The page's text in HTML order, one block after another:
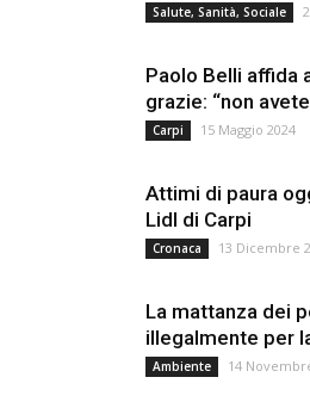
Salute, Sanità, Sociale
Paolo Belli affida
grazie: “non
Carpi 15 Maggio 2024
Attimi di paura
Lidl di Carpi
Cronaca 13 Dicembre
La mattanza dei
illegalmente per
Ambiente 14